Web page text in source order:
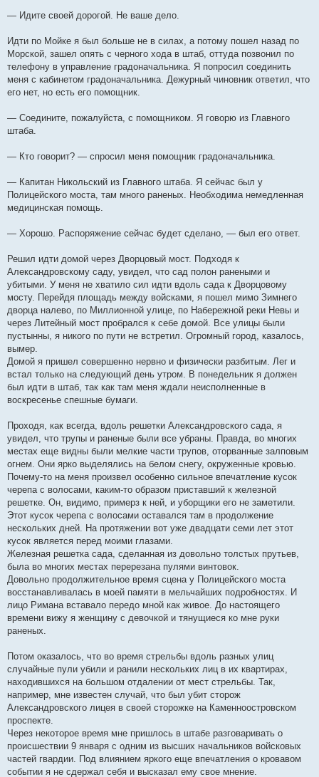
— Идите своей дорогой. Не ваше дело.
Идти по Мойке я был больше не в силах, а потому пошел назад по
Морской, зашел опять с черного хода в штаб, оттуда позвонил по
телефону в управление градоначальника. Я попросил соединить
меня с кабинетом градоначальника. Дежурный чиновник ответил, что
его нет, но есть его помощник.
— Соедините, пожалуйста, с помощником. Я говорю из Главного
штаба.
— Кто говорит? — спросил меня помощник градоначальника.
— Капитан Никольский из Главного штаба. Я сейчас был у
Полицейского моста, там много раненых. Необходима немедленная
медицинская помощь.
— Хорошо. Распоряжение сейчас будет сделано, — был его ответ.
Решил идти домой через Дворцовый мост. Подходя к
Александровскому саду, увидел, что сад полон ранеными и
убитыми. У меня не хватило сил идти вдоль сада к Дворцовому
мосту. Перейдя площадь между войсками, я пошел мимо Зимнего
дворца налево, по Миллионной улице, по Набережной реки Невы и
через Литейный мост пробрался к себе домой. Все улицы были
пустынны, я никого по пути не встретил. Огромный город, казалось,
вымер.
Домой я пришел совершенно нервно и физически разбитым. Лег и
встал только на следующий день утром. В понедельник я должен
был идти в штаб, так как там меня ждали неисполненные в
воскресенье спешные бумаги.
Проходя, как всегда, вдоль решетки Александровского сада, я
увидел, что трупы и раненые были все убраны. Правда, во многих
местах еще видны были мелкие части трупов, оторванные залповым
огнем. Они ярко выделялись на белом снегу, окруженные кровью.
Почему-то на меня произвел особенно сильное впечатление кусок
черепа с волосами, каким-то образом приставший к железной
решетке. Он, видимо, примерз к ней, и уборщики его не заметили.
Этот кусок черепа с волосами оставался там в продолжение
нескольких дней. На протяжении вот уже двадцати семи лет этот
кусок является перед моими глазами.
Железная решетка сада, сделанная из довольно толстых прутьев,
была во многих местах перерезана пулями винтовок.
Довольно продолжительное время сцена у Полицейского моста
восстанавливалась в моей памяти в мельчайших подробностях. И
лицо Римана вставало передо мной как живое. До настоящего
времени вижу я женщину с девочкой и тянущиеся ко мне руки
раненых.
Потом оказалось, что во время стрельбы вдоль разных улиц
случайные пули убили и ранили нескольких лиц в их квартирах,
находившихся на большом отдалении от мест стрельбы. Так,
например, мне известен случай, что был убит сторож
Александровского лицея в своей сторожке на Каменноостровском
проспекте.
Через некоторое время мне пришлось в штабе разговаривать о
происшествии 9 января с одним из высших начальников войсковых
частей гвардии. Под влиянием яркого еще впечатления о кровавом
событии я не сдержал себя и высказал ему свое мнение.